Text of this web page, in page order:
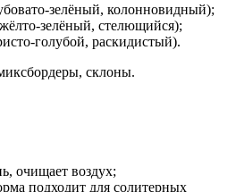
зелёный, колонновидный);
зелёный, стелющийся);
голубой, раскидистый).
склоны.
очищает воздух;
подходит для солитерных